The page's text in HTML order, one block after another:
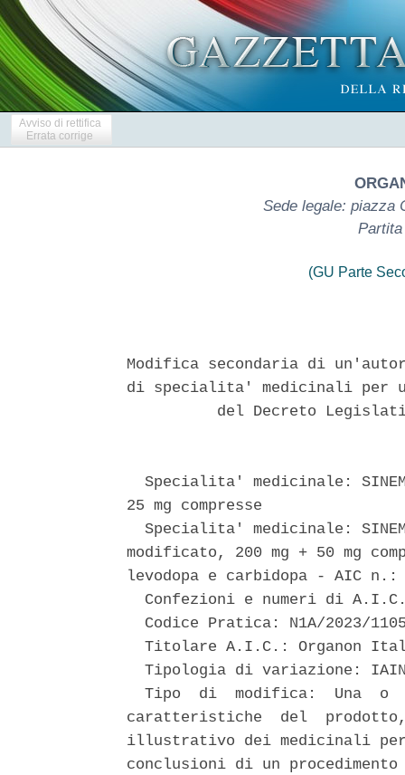
Avviso di rettifica
Errata corrige
Sede legale: piazza
Partita
(GU Parte
Modifica secondaria di
di specialita' medicinali per
del Decreto
Specialita' medicinale:
25 mg compresse
Specialita' medicinale:
modificato, 200 mg + 50 mg
levodopa e carbidopa - AIC n.:
Confezioni e numeri di
Codice Pratica: N1A/2023/
Titolare A.I.C.: Organon
Tipologia di variazione:
Tipo  di  modifica:  Una  o
caratteristiche  del
illustrativo dei medicinali
conclusioni di un